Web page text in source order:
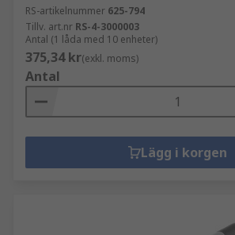
RS-artikelnummer 625-794
Tillv. art.nr RS-4-3000003
Antal (1 låda med 10 enheter)
375,34 kr(exkl. moms)
Antal
Lägg i korgen